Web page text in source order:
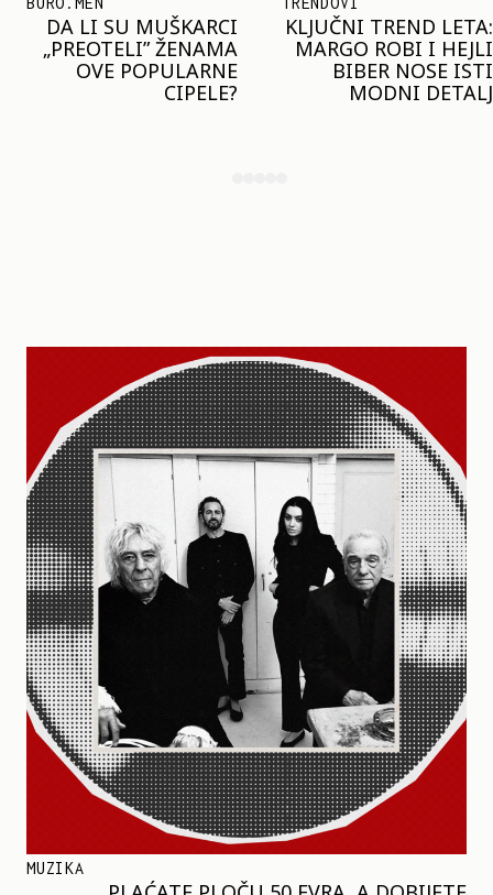
KLJUČNI TREND LETA:
MARGO ROBI I HEJLI
BIBER NOSE ISTI
MODNI DETALJ
JOŠ JE RANO ZA JAKNE
– ALI U RESERVED JE
STIGAO MODEL KOJI
ĆE BITI VELIKI TREND
MUZIKA